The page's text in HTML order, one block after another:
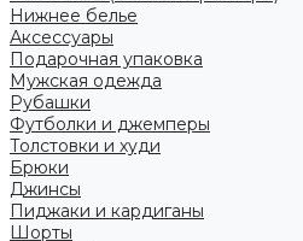
Нижнее белье
Аксессуары
Подарочная упаковка
Мужская одежда
Рубашки
Футболки и джемперы
Толстовки и худи
Брюки
Джинсы
Пиджаки и кардиганы
Шорты